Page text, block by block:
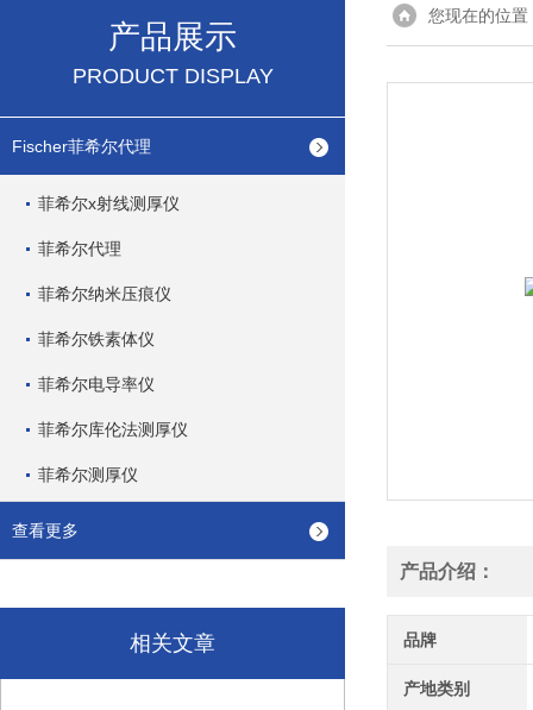
产品展示
PRODUCT DISPLAY
Fischer菲希尔代理
菲希尔x射线测厚仪
菲希尔代理
菲希尔纳米压痕仪
菲希尔铁素体仪
菲希尔电导率仪
菲希尔库伦法测厚仪
菲希尔测厚仪
查看更多
相关文章
您现在的位置
产品介绍：
品牌
产地类别